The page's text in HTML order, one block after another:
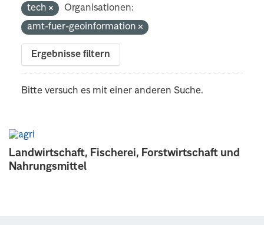
Landwirtschaft, Fischerei, Forstwirtschaft und
Nahrungsmittel
tech
Organisationen:
amt-fuer-geoinformation
Ergebnisse filtern
Bitte versuch es mit einer anderen Suche.